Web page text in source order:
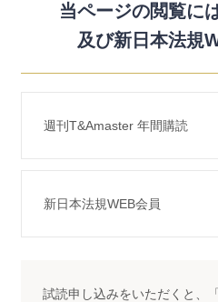
category/tutatu/sonota/
当ページの閲覧に
及び新日本法規
週刊T&Amaster 年間購読
新日本法規WEB会員
試読申し込みをいただくと、